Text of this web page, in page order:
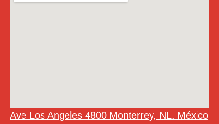
Ave Los Angeles 4800 Monterrey, NL. México